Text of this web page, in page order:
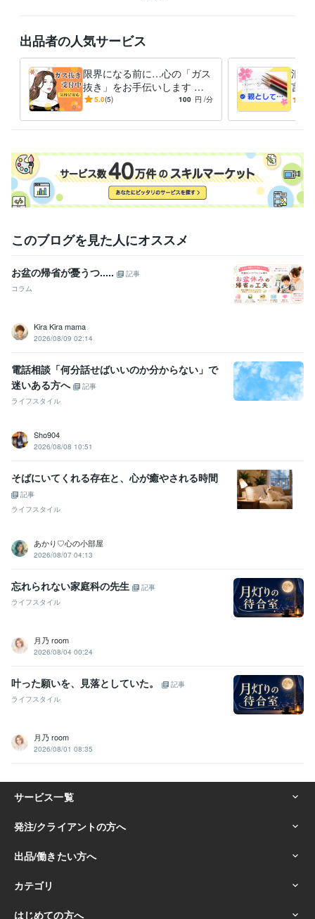
温かい言葉　癒される言葉　優しい言葉
気分が上がる言葉　リラックスする言葉
そんな「言葉の魅力」をあなたにお届けします✨
経験職種
事務・ビジネスサポート / 事務（一般事務） 経験年数 : 15年
ライフスタイル・その他 / 講師・インストラクター 経験年数 : 3年
ライフスタイル・その他 / カウンセラー・コーチ 経験年数 : 2年
ライフスタイル・その他 / キャリア・資格アドバイザー
経験年数 : 2
受賞歴
ズランク
マイクロソフト オフィス スペシャリスト（MOS） 取得年 : 2007年
Google ドキュメント:3年
得意分野
悩み相談・カウンセリング
肯定的に傾聴しあなたの人生を応援しま
す！ 転職・生き方・生きがい 仕事と家事と育児との両立
【気軽に
安心】傾聴いたします。
ライティング・翻訳
子育て 生活 就職
料理
人間関係
出品者の人気サービス
限界になる前に…心の「ガス
抜き」をお手伝いします こ
の職場変⁉理不尽.忖度.偏見★
み！
5.0(5) 100 円 /分
浪人
言え
焦
このブログを見た人にオススメ
お盆の帰省が憂うつ.....
記事
コラム
Kira Kira mama
2026/08/09 02:14
電話相談「何分話せばいいのか分からない」で
迷いある方へ
記事
ライフスタイル
Sho904
2026/08/08 10:51
そばにいてくれる存在と、心が癒やされる時間
記事
ライフスタイル
あかり♡心の小部屋
2026/08/07 04:13
忘れられない家庭科の先生
記事
ライフスタイル
月乃 room
2026/08/04 00:24
叶った願いを、見落としていた。
記事
ライフスタイル
月乃 room
2026/08/01 08:35